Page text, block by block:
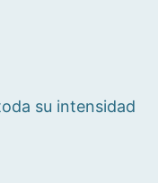
su intensidad